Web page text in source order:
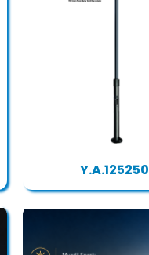
Y.A.125250